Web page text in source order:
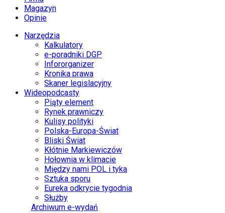
Magazyn
Opinie
Narzędzia
Kalkulatory
e-poradniki DGP
Infororganizer
Kronika prawa
Skaner legislacyjny
Wideopodcasty
Piąty element
Rynek prawniczy
Kulisy polityki
Polska-Europa-Świat
Bliski Świat
Kłótnie Markiewiczów
Hołownia w klimacie
Między nami POL i tyka
Sztuka sporu
Eureka odkrycie tygodnia
Służby
Archiwum e-wydań